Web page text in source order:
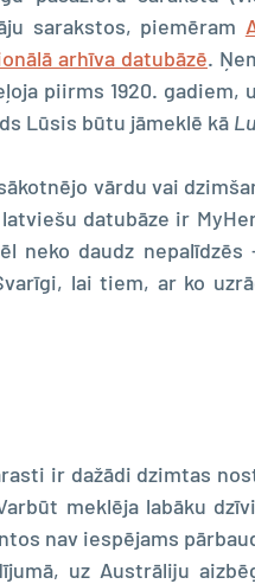
sarakstos, piemēram
arhīva datubāzē.
piirms 1920. gadiem,
Lūsis būtu jāmeklē kā
vārdu vai
datubāze ir
neko daudz nepalīdzēs
lai tiem, ar ko
ir dažādi dzimtas
meklēja labāku
nav iespējams
uz Austrāliju